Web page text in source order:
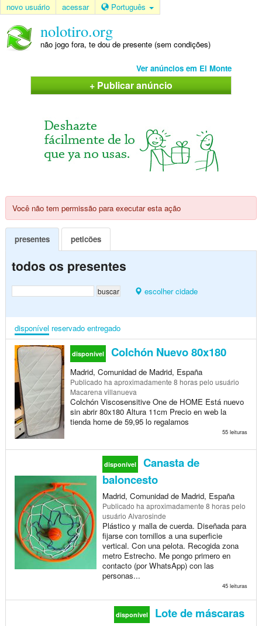
novo usuário acessar Português
nolotiro.org
não jogo fora, te dou de presente (sem condições)
Ver anúncios em El Monte
+ Publicar anúncio
Você não tem permissão para executar esta ação
presentes peticões
todos os presentes
escolher cidade
disponível reservado entregado
disponível Colchón Nuevo 80x180
Madrid, Comunidad de Madrid, España
Publicado ha aproximadamente 8 horaspelo usuário
Macarena villanueva
Colchón Viscosensitive One de HOME Está nuevo
sin abrir 80x180 Altura 11cm Precio en web la
tienda home de 59,95 lo regalamos
55 leituras
disponível
Canasta de
baloncesto
Madrid, Comunidad de Madrid, España
Publicado ha aproximadamente 8 horaspelo
usuário Alvarosinde
Plástico y malla de cuerda. Diseñada para
fijarse con tornillos a una superficie
vertical. Con una pelota. Recogida zona
metro Estrecho. Me pongo primero en
contacto (por WhatsApp) con las
personas...
45 leituras
disponível Lote de máscaras